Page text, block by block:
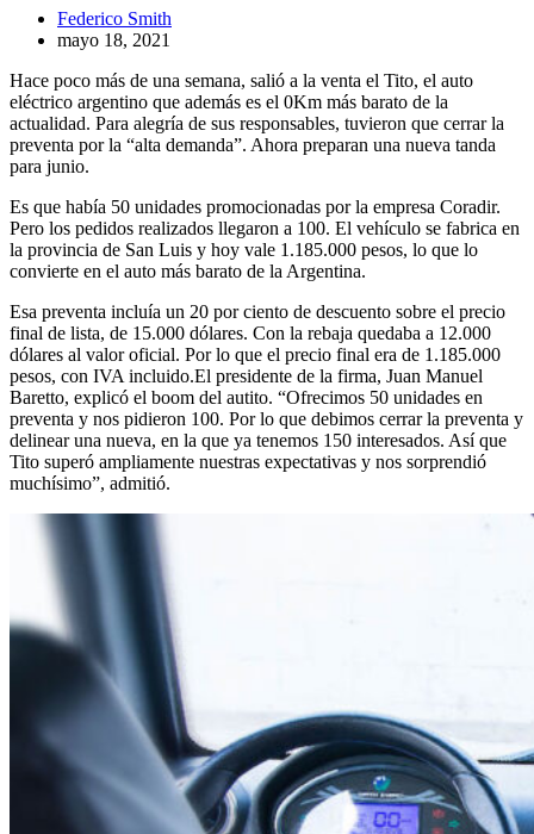
Federico Smith
mayo 18, 2021
Hace poco más de una semana, salió a la venta el Tito, el auto
eléctrico argentino que además es el 0Km más barato de la
actualidad. Para alegría de sus responsables, tuvieron que cerrar la
preventa por la “alta demanda”. Ahora preparan una nueva tanda
para junio.
Es que había 50 unidades promocionadas por la empresa Coradir.
Pero los pedidos realizados llegaron a 100. El vehículo se fabrica en
la provincia de San Luis y hoy vale 1.185.000 pesos, lo que lo
convierte en el auto más barato de la Argentina.
Esa preventa incluía un 20 por ciento de descuento sobre el precio
final de lista, de 15.000 dólares. Con la rebaja quedaba a 12.000
dólares al valor oficial. Por lo que el precio final era de 1.185.000
pesos, con IVA incluido.El presidente de la firma, Juan Manuel
Baretto, explicó el boom del autito. “Ofrecimos 50 unidades en
preventa y nos pidieron 100. Por lo que debimos cerrar la preventa y
delinear una nueva, en la que ya tenemos 150 interesados. Así que
Tito superó ampliamente nuestras expectativas y nos sorprendió
muchísimo”, admitió.